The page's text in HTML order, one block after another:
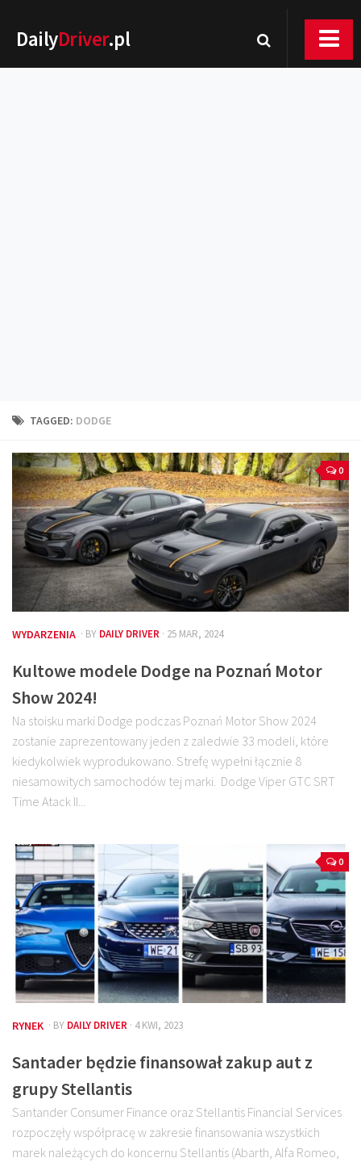
DailyDriver.pl
Technika jazdy
Kalkulatory
Przelicznik mocy
Auto z niemiec
Galerie
TAGGED: DODGE
0
WYDARZENIA · BY DAILY DRIVER · 25 MAR, 2024
Kultowe modele Dodge na Poznań Motor
Show 2024!
Na stoisku marki Dodge podczas Poznań Motor Show 2024
zostanie zaprezentowany jeden z zaledwie 33 modeli, które
kiedykolwiek wyprodukowano. Strefę wypełni łącznie 8
niesamowitych samochodów tej marki. Dodge Viper GTC SRT
Time Atack II...
0
RYNEK · BY DAILY DRIVER · 4 KWI, 2023
Santader będzie finansował zakup aut z
grupy Stellantis
Santander Consumer Finance oraz Stellantis Financial Services
rozpoczęły współpracę w zakresie finansowania wszystkich
marek należących do koncernu Stellantis (Abarth, Alfa Romeo,